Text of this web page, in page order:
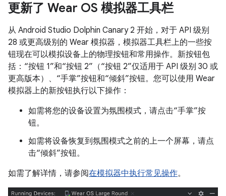
更新了 Wear OS 模拟器工具栏
从 Android Studio Dolphin Canary 2 开始，对于 API 级别
28 或更高级别的 Wear 模拟器，模拟器工具栏上的一些按
钮现在可以模拟设备上的物理按钮和常用操作。新按钮包
括：“按钮 1”和“按钮 2”（“按钮 2”仅适用于 API 级别 30 或
更高版本）、“手掌”按钮和“倾斜”按钮。您可以使用 Wear
模拟器上的新按钮执行以下操作：
如需将您的设备设置为氛围模式，请点击“手掌”按
钮。
如需将设备恢复到氛围模式之前的上一个屏幕，请点
击“倾斜”按钮。
如需了解详情，请参阅在模拟器中执行常见操作。